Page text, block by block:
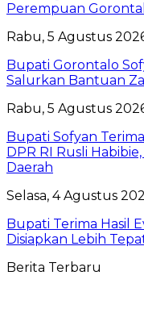
Perempuan
Rabu, 5 Agustus 2026
Bupati Gorontalo
Salurkan Bantuan
Rabu, 5 Agustus 2026
Bupati Sofyan
DPR RI Rusli
Daerah
Selasa, 4 Agustus
Bupati Terima Hasil
Disiapkan Lebih
Berita Terbaru